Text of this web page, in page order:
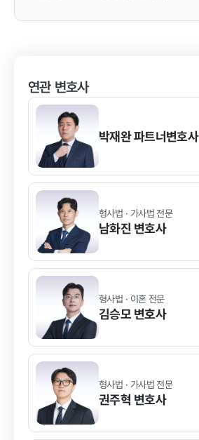
연관 변호사
박재완파트너변호사
형사법 · 가사법 전문
남화진 변호사
형사법 · 이혼 전문
김승모 변호사
형사법 · 가사법 전문
권주혁 변호사